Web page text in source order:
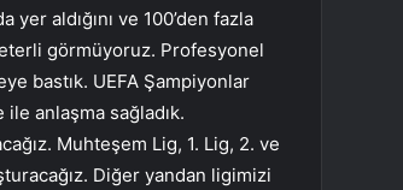
aldığını ve 100’den fazla
görmüyoruz. Profesyonel
bastık. UEFA Şampiyonlar
anlaşma sağladık.
Muhteşem Lig, 1. Lig, 2. ve
Diğer yandan ligimizi